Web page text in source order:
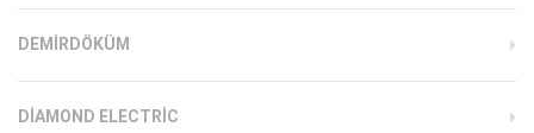
DEMIRDÖKÜM
DIAMOND ELECTRIC